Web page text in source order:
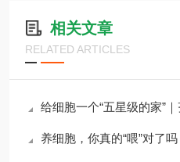
相关文章
RELATED ARTICLES
给细胞一个“五星级的家”｜齐
养细胞，你真的“喂”对了吗？｜